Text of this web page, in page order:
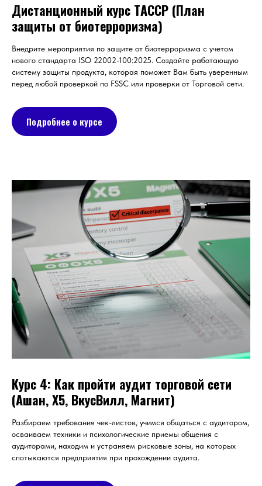
Дистанционный курс TАССР (План
защиты от биотерроризма)
Внедрите мероприятия по защите от биотерроризма с учетом
нового стандарта ISO 22002-100:2025. Создайте работающую
систему защиты продукта, которая поможет Вам быть уверенным
перед любой проверкой по FSSC или проверки от Торговой сети.
Подробнее о курсе
Курс 4: Как пройти аудит торговой сети
(Ашан, Х5, ВкусВилл, Магнит)
Разбираем требования чек-листов, учимся общаться с аудитором,
осваиваем техники и психологические приемы общения с
аудиторами, находим и устраняем рисковые зоны, на которых
спотыкаются предприятия при прохождении аудита.